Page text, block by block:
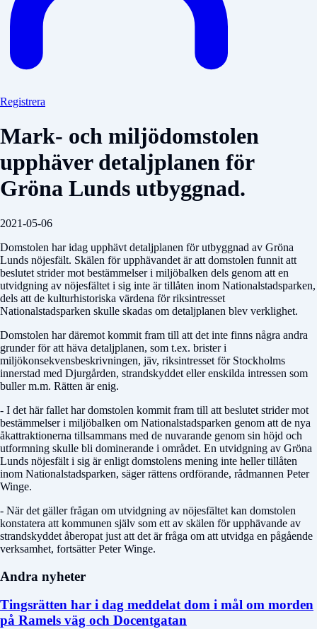
Registrera
Mark- och miljödomstolen
upphäver detaljplanen för
Gröna Lunds utbyggnad.
2021-05-06
Domstolen har idag upphävt detaljplanen för utbyggnad av Gröna
Lunds nöjesfält. Skälen för upphävandet är att domstolen funnit att
beslutet strider mot bestämmelser i miljöbalken dels genom att en
utvidgning av nöjesfältet i sig inte är tillåten inom Nationalstadsparken,
dels att de kulturhistoriska värdena för riksintresset
Nationalstadsparken skulle skadas om detaljplanen blev verklighet.
Domstolen har däremot kommit fram till att det inte finns några andra
grunder för att häva detaljplanen, som t.ex. brister i
miljökonsekvensbeskrivningen, jäv, riksintresset för Stockholms
innerstad med Djurgården, strandskyddet eller enskilda intressen som
buller m.m. Rätten är enig.
- I det här fallet har domstolen kommit fram till att beslutet strider mot
bestämmelser i miljöbalken om Nationalstadsparken genom att de nya
åkattraktionerna tillsammans med de nuvarande genom sin höjd och
utformning skulle bli dominerande i området. En utvidgning av Gröna
Lunds nöjesfält i sig är enligt domstolens mening inte heller tillåten
inom Nationalstadsparken, säger rättens ordförande, rådmannen Peter
Winge.
- När det gäller frågan om utvidgning av nöjesfältet kan domstolen
konstatera att kommunen själv som ett av skälen för upphävande av
strandskyddet åberopat just att det är fråga om att utvidga en pågående
verksamhet, fortsätter Peter Winge.
Andra nyheter
Tingsrätten har i dag meddelat dom i mål om morden
på Ramels väg och Docentgatan